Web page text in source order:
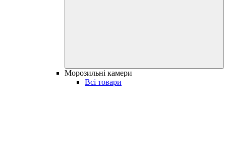
Морозильні камери
Всі товари